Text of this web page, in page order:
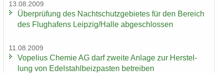
13.08.2009
Über­prü­fung des Nacht­schutz­ge­bie­tes für den Be­reich
des Flug­ha­fens Leip­zig/Halle ab­ge­schlos­sen
11.08.2009
Vo­pe­li­us Che­mie AG darf zwei­te An­la­ge zur Her­stel­
lung von Edel­stahl­beiz­pas­ten be­trei­ben